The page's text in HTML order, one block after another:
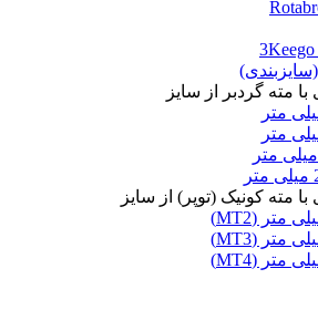
مته گردبر از سایز
مته کونیک (توپر) از سایز